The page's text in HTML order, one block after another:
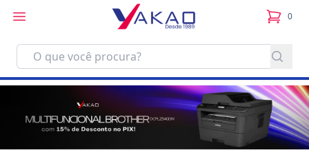
0
itens